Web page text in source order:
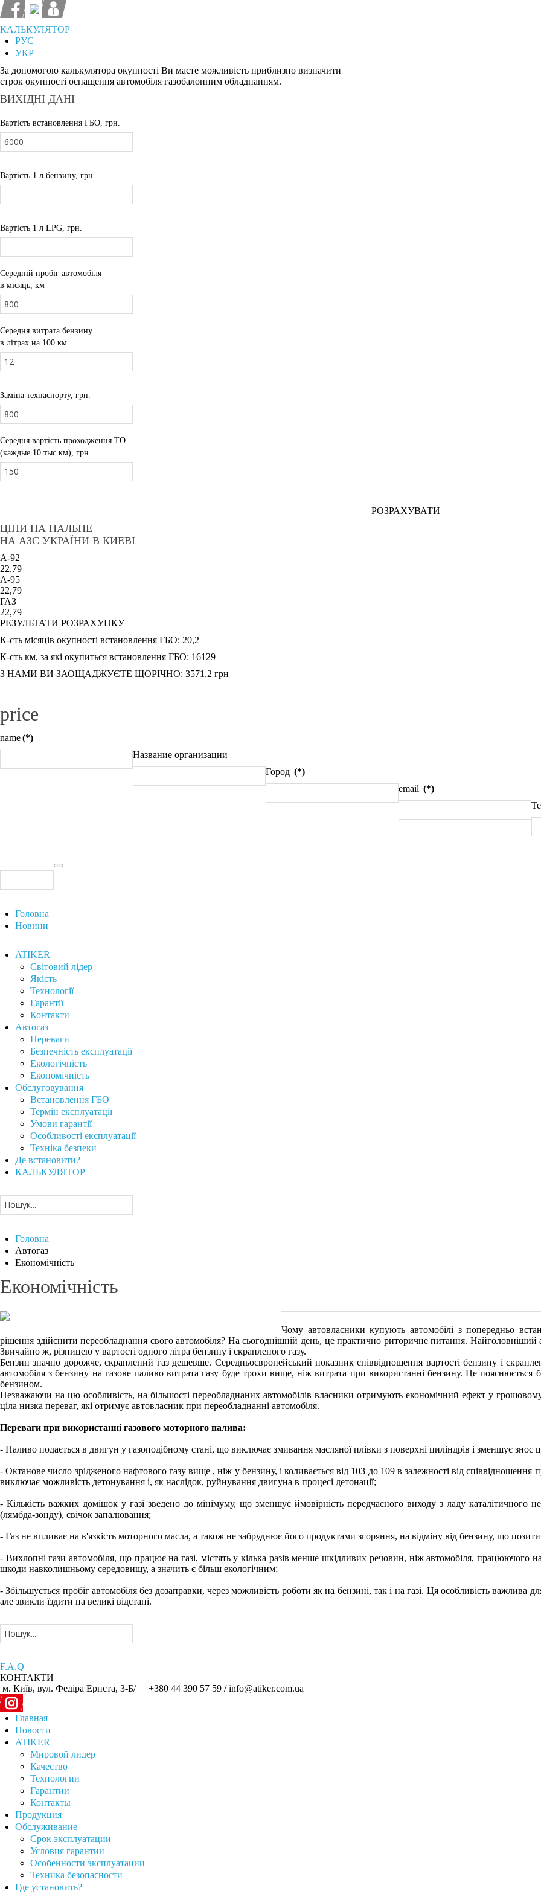
КАЛЬКУЛЯТОР
РУС
УКР
За допомогою калькулятора окупності Ви маєте можливість приблизно визначити
строк окупності оснащення автомобіля газобалонним обладнанням.
ВИХІДНІ ДАНІ
Вартість встановлення ГБО, грн.
Вартість 1 л бензину, грн.
Вартість 1 л LPG, грн.
Середній пробіг автомобіля
в місяць, км
Середня витрата бензину
в літрах на 100 км
Заміна техпаспорту, грн.
Середня вартість проходження ТО
(каждые 10 тыс.км), грн.
РОЗРАХУВАТИ
ЦІНИ НА ПАЛЬНЕ
НА АЗС УКРАЇНИ В КИЕВІ
A-92
22,79
A-95
22,79
ГАЗ
22,79
РЕЗУЛЬТАТИ РОЗРАХУНКУ
К-сть місяців окупності встановлення ГБО: 20,2
К-сть км, за які окупиться встановлення ГБО: 16129
З НАМИ ВИ ЗАОЩАДЖУЄТЕ ЩОРІЧНО: 3571,2 грн
price
name(*)
Название организации
Город (*)
email (*)
Головна
Новини
ATIKER
Світовий лідер
Якість
Технології
Гарантії
Контакти
Автогаз
Переваги
Безпечність експлуатації
Екологічність
Економічність
Обслуговування
Встановлення ГБО
Термін експлуатації
Умови гарантії
Особливості експлуатації
Техніка безпеки
Де встановити?
КАЛЬКУЛЯТОР
Головна
Автогаз
Економічність
Економічність
Чому автовласники купують автомобілі з попередньо
рішення здійснити переобладнання свого автомобіля? На сьогоднішній день, це практично риторичне питання.
Звичайно ж, різницею у вартості одного літра бензину і скрапленого газу.
Бензин значно дорожче, скраплений газ дешевше. Середньоєвропейський показник співвідношення вартості бензину і
автомобіля з бензину на газове паливо витрата газу буде трохи вище, ніж витрата при використанні бензину. Це
бензином.
Незважаючи на цю особливість, на більшості переобладнаних автомобілів власники отримують економічний ефект у
ціла низка переваг, які отримує автовласник при переобладнанні автомобіля.
Переваги при використанні газового моторного палива:
- Паливо подається в двигун у газоподібному стані, що виключає змивання масляної плівки з поверхні циліндрів і зменшує знос
- Октанове число зрідженого нафтового газу вище , ніж у бензину, і коливається від 103 до 109 в залежності від
виключає можливість детонування і, як наслідок, руйнування двигуна в процесі детонації;
- Кількість важких домішок у газі зведено до мінімуму, що зменшує ймовірність передчасного виходу з ладу каталітичного
(лямбда-зонду), свічок запалювання;
- Газ не впливає на в'язкість моторного масла, а також не забруднює його продуктами згоряння, на відміну від бензину, що
- Вихлопні гази автомобіля, що працює на газі, містять у кілька разів менше шкідливих речовин, ніж автомобіля,
шкоди навколишньому середовищу, а значить є більш екологічним;
- Збільшується пробіг автомобіля без дозаправки, через можливість роботи як на бензині, так і на газі. Ця особливість важлива
але звикли їздити на великі відстані.
F.A.Q
КОНТАКТИ
м. Київ, вул. Федіра Ернста, 3-Б/
+380 44 390 57 59 /info@atiker.com.ua
Главная
Новости
ATIKER
Мировой лидер
Качество
Технологии
Гарантии
Контакты
Продукция
Обслуживание
Срок эксплуатации
Условия гарантии
Особенности эксплуатации
Техника безопасности
Где установить?